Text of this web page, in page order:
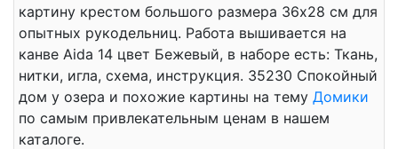
картину крестом большого размера 36x28 см для
опытных рукодельниц. Работа вышивается на
канве Aida 14 цвет Бежевый, в наборе есть: Ткань,
нитки, игла, схема, инструкция. 35230 Спокойный
дом у озера и похожие картины на тему Домики
по самым привлекательным ценам в нашем
каталоге.